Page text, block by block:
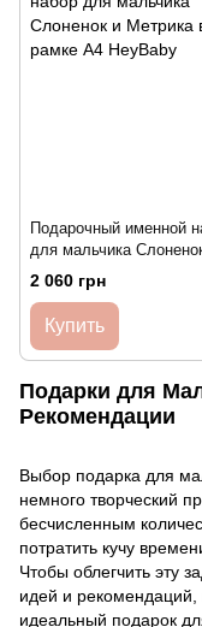
Подарочный именной
для мальчика
Метрика в рамке A4
2 060 грн
Купить
Подарки для
Рекомендации
Выбор подарка для
немного творческий
бесчисленным
потратить кучу
Чтобы облегчить эту
идей и рекомендаций,
идеальный подарок